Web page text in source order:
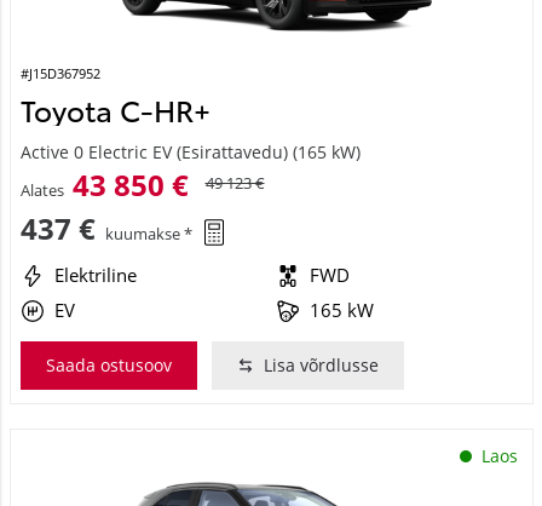
#J15D367952
Toyota C-HR+
Active 0 Electric EV (Esirattavedu) (165 kW)
Alates 43 850 € 49 123 €
437 € kuumakse *
Elektriline
FWD
EV
165 kW
Saada ostusoov Lisa võrdlusse
Laos